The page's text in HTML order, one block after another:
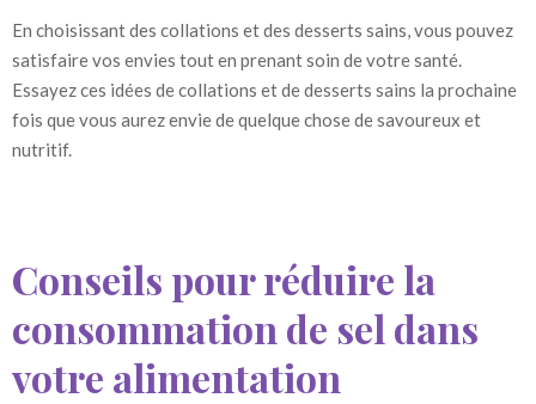
En choisissant des collations et des desserts sains, vous pouvez
satisfaire vos envies tout en prenant soin de votre santé.
Essayez ces idées de collations et de desserts sains la prochaine
fois que vous aurez envie de quelque chose de savoureux et
nutritif.
Conseils pour réduire la
consommation de sel dans
votre alimentation